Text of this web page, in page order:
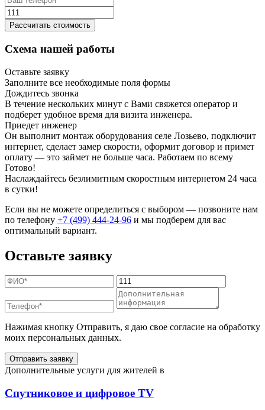
Рассчитать стоимость
Схема нашей работы
Оставьте заявку
Заполните все необходимые поля формы
Дождитесь звонка
В течение нескольких минут с Вами свяжется оператор и
подберет удобное время для визита инженера.
Приедет инженер
Он выполнит монтаж оборудования селе Лозьево, подключит
интернет, сделает замер скорости, оформит договор и примет
оплату — это займет не больше часа. Работаем по всему
Готово!
Наслаждайтесь безлимитным скоростным интернетом 24 часа
в сутки!
Если вы не можете определиться с выбором — позвоните нам
по телефону +7 (499) 444-24-96 и мы подберем для вас
оптимальный вариант.
Оставьте заявку
Нажимая кнопку Отправить, я даю свое согласие на обработку
моих персональных данных.
Отправить заявку
Дополнительные услуги для жителей в
Спутниковое и цифровое TV